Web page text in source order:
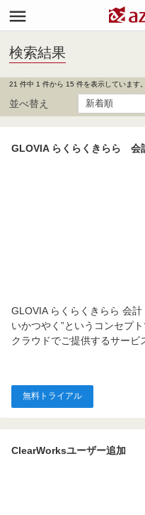

検索結果
21 件中 1 件から 15 件を表示しています。
並べ替え
GLOVIA らくらくきらら 会
GLOVIA らくらくきらら 会
いかつやく”というコンセプ
クラウドでご提供するサービ
無料トライアル
ClearWorksユーザー追加